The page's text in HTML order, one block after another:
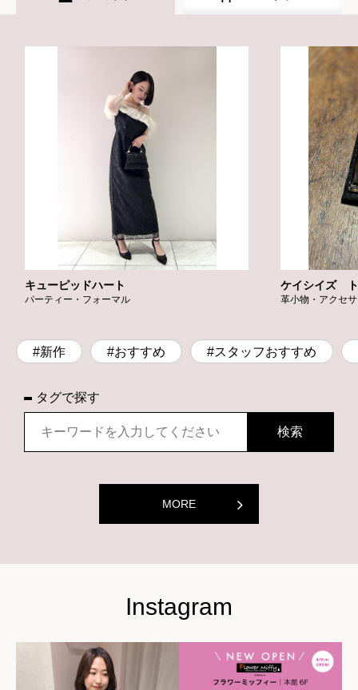
キューピッドハート
パーティー・フォーマル
ケイシイズ ト
革小物・アクセ
#新作 #おすすめ #スタッフおすすめ
タグで探す
MORE
Instagram